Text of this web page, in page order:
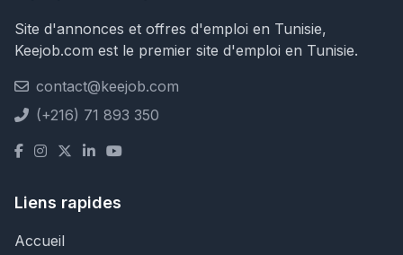
Site d'annonces et offres d'emploi en Tunisie,
Keejob.com est le premier site d'emploi en Tunisie.
contact@keejob.com
(+216) 71 893 350
Liens rapides
Accueil